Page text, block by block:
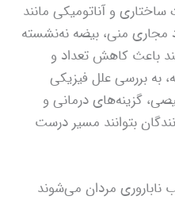
ساختاری و آناتومیکی مانند
مجاری منی، بیضه نه‌نشسته
باعث کاهش تعداد و
به بررسی علل فیزیکی
گزینه‌های درمانی و
بتوانند مسیر درست
ناباروری مردان می‌شوند